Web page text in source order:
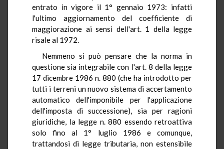
entrato in vigore il 1° gennaio 1973: infatti
l'ultimo aggiornamento del coefficiente di
maggiorazione ai sensi dell'art. 1 della legge
risale al 1972.
Nemmeno si può pensare che la norma in
questione sia integrabile con l'art. 8 della legge
17 dicembre 1986 n. 880 (che ha introdotto per
tutti i terreni un nuovo sistema di accertamento
automatico dell'imponibile per l'applicazione
dell'imposta di successione), sia per ragioni
giuridiche, la legge n. 880 essendo retroattiva
solo fino al 1° luglio 1986 e comunque,
trattandosi di legge tributaria, non estensibile